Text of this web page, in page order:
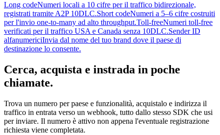
Long codeNumeri locali a 10 cifre per il traffico bidirezionale,
registrati tramite A2P 10DLC.Short codeNumeri a 5–6 cifre costruiti
per l'invio one-to-many ad alto throughput.Toll-freeNumeri toll-free
verificati per il traffico USA e Canada senza 10DLC.Sender ID
alfanumericiInvia dal nome del tuo brand dove il paese di
destinazione lo consente.
Cerca, acquista e instrada in poche
chiamate.
Trova un numero per paese e funzionalità, acquistalo e indirizza il
traffico in entrata verso un webhook, tutto dallo stesso SDK che usi
per inviare. Il numero è attivo non appena l'eventuale registrazione
richiesta viene completata.